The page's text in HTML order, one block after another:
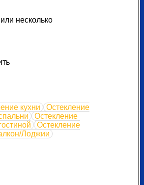
несколько
кухни
Остекление
спальни
Остекление
Остекление
Лоджии